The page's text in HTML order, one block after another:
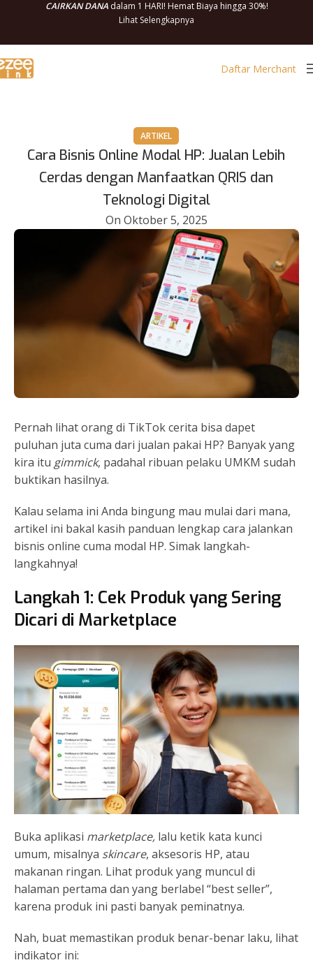
CAIRKAN DANAdalam 1 HARI! Hemat Biaya hingga 30%!
Lihat Selengkapnya
Daftar Merchant
ARTIKEL
Cara Bisnis Online Modal HP: Jualan Lebih
Cerdas dengan Manfaatkan QRIS dan
Teknologi Digital
On Oktober 5, 2025
Pernah lihat orang di TikTok cerita bisa dapet
puluhan juta cuma dari jualan pakai HP? Banyak yang
kira itu gimmick, padahal ribuan pelaku UMKM sudah
buktikan hasilnya.
Kalau selama ini Anda bingung mau mulai dari mana,
artikel ini bakal kasih panduan lengkap cara jalankan
bisnis online cuma modal HP. Simak langkah-
langkahnya!
Langkah 1: Cek Produk yang Sering
Dicari di Marketplace
Buka aplikasi marketplace, lalu ketik kata kunci
umum, misalnya skincare, aksesoris HP, atau
makanan ringan. Lihat produk yang muncul di
halaman pertama dan yang berlabel “best seller”,
karena produk ini pasti banyak peminatnya.
Nah, buat memastikan produk benar-benar laku, lihat
indikator ini: